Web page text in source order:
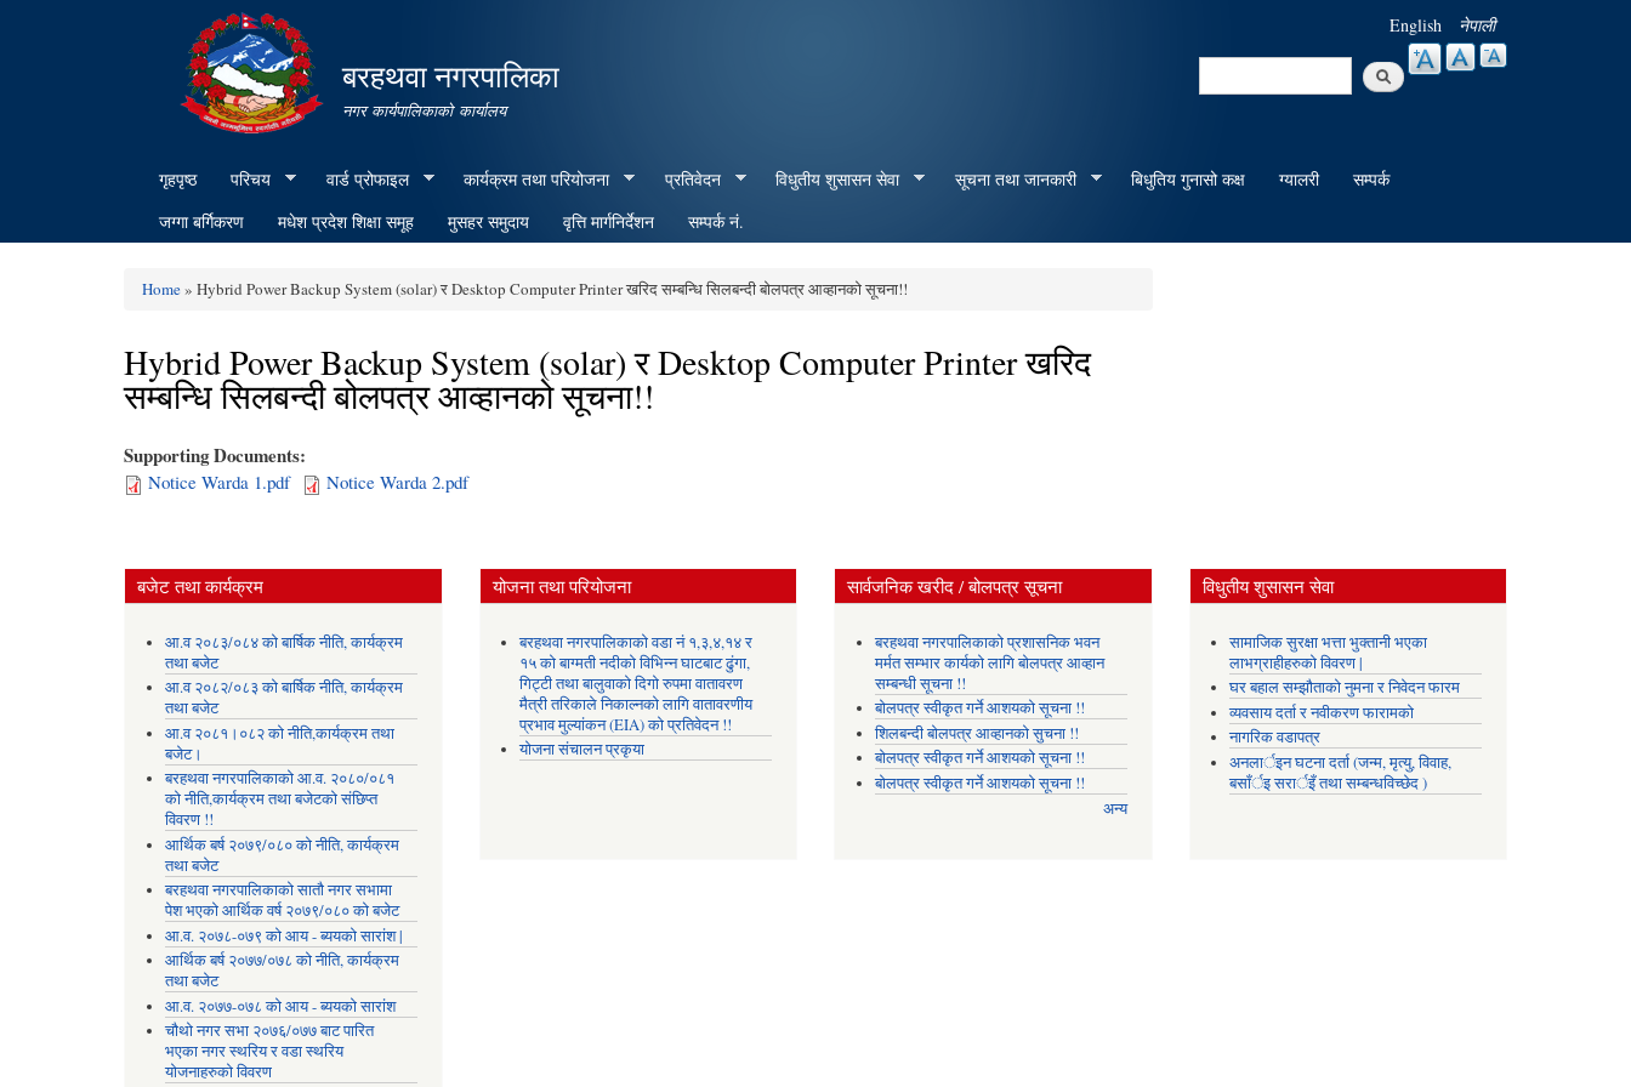
बरहथवा नगरपालिका
नगर कार्यपालिकाको कार्यालय
English नेपाली
Search
गृहपृष्ठ परिचय वार्ड प्रोफाइल कार्यक्रम तथा परियोजना प्रतिवेदन विधुतीय शुसासन सेवा सूचना तथा जानकारी बिधुतिय गुनासो कक्ष ग्यालरी
सम्पर्क
जग्गा बर्गिकरण
मधेश प्रदेश शिक्षा समूह मुसहर समुदाय वृत्ति मार्गनिर्देशन सम्पर्क नं.
You are here
Home» Hybrid Power Backup System (solar) र Desktop Computer Printer खरिद सम्बन्धि सिलबन्दी बोलपत्र आव्हानको सूचना!!
Hybrid Power Backup System (solar) र Desktop Computer Printer खरिद
सम्बन्धि सिलबन्दी बोलपत्र आव्हानको सूचना!!
Supporting Documents:
Notice Warda 1.pdf Notice Warda 2.pdf
बजेट तथा कार्यक्रम
आ.व २०८३/०८४ को बार्षिक नीति, कार्यक्रम
तथा बजेट
आ.व २०८२/०८३ को बार्षिक नीति, कार्यक्रम
तथा बजेट
आ.व २०८१।०८२ को नीति,कार्यक्रम तथा
बजेट।
बरहथवा नगरपालिकाको आ.व. २०८०/०८१
को नीति,कार्यक्रम तथा बजेटको संछिप्त
विवरण !!
आर्थिक बर्ष २०७९/०८० को नीति, कार्यक्रम
तथा बजेट
बरहथवा नगरपालिकाको सातौ नगर सभामा
पेश भएको आर्थिक वर्ष २०७९/०८० को बजेट
आ.व. २०७८-०७९ को आय - ब्ययको सारांश |
आर्थिक बर्ष २०७७/०७८ को नीति, कार्यक्रम
तथा बजेट
आ.व. २०७७-०७८ को आय - ब्ययको सारांश
चौथो नगर सभा २०७६/०७७ बाट पारित
भएका नगर स्थरिय र वडा स्थरिय
योजनाहरुको विवरण
योजना तथा परियोजना
बरहथवा नगरपालिकाको वडा नं १,३,४,१४ र
१५ को बाग्मती नदीको विभिन्न घाटबाट ढुंगा,
गिट्टी तथा बालुवाको दिगो रुपमा वातावरण
मैत्री तरिकाले निकाल्नको लागि वातावरणीय
प्रभाव मुल्यांकन (EIA) को प्रतिवेदन !!
योजना संचालन प्रकृया
सार्वजनिक खरीद / बोलपत्र सूचना
बरहथवा नगरपालिकाको प्रशासनिक भवन
मर्मत सम्भार कार्यको लागि बोलपत्र आव्हान
सम्बन्धी सूचना !!
बोलपत्र स्वीकृत गर्ने आशयको सूचना !!
शिलबन्दी बोलपत्र आव्हानको सुचना !!
बोलपत्र स्वीकृत गर्ने आशयको सूचना !!
बोलपत्र स्वीकृत गर्ने आशयको सूचना !!
अन्य
विधुतीय शुसासन सेवा
सामाजिक सुरक्षा भत्ता भुक्तानी भएका
लाभग्राहीहरुको विवरण |
घर बहाल सम्झौताको नुमना र निवेदन फारम
व्यवसाय दर्ता र नवीकरण फारामको
नागरिक वडापत्र
अनलार्इन घटना दर्ता (जन्म, मृत्यु, विवाह,
बसाँर्इ सरार्इँ तथा सम्बन्धविच्छेद )